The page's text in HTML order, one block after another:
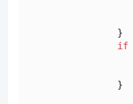
                }
if
                }